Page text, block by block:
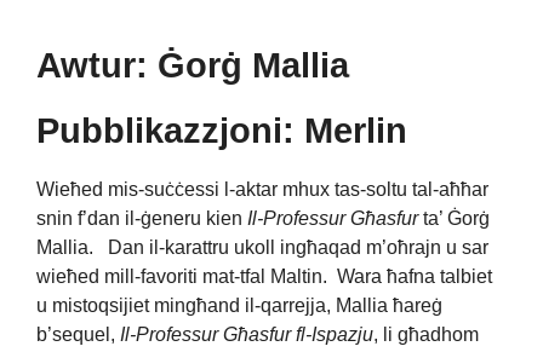
Awtur: Ġorġ Mallia
Pubblikazzjoni: Merlin
Wieħed mis-suċċessi l-aktar mhux tas-soltu tal-aħħar
snin f’dan il-ġeneru kien Il-Professur Għasfurta’ Ġorġ
Mallia. Dan il-karattru ukoll ingħaqad m’oħrajn u sar
wieħed mill-favoriti mat-tfal Maltin. Wara ħafna talbiet
u mistoqsijiet mingħand il-qarrejja, Mallia ħareġ
b’sequel, Il-Professur Għasfur fl-Ispazju, li għadhom